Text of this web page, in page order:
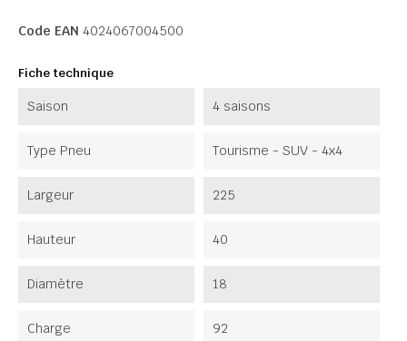
Code EAN 4024067004500
Fiche technique
Saison 4 saisons
Type Pneu Tourisme - SUV - 4x4
Largeur 225
Hauteur 40
Diamètre 18
Charge 92